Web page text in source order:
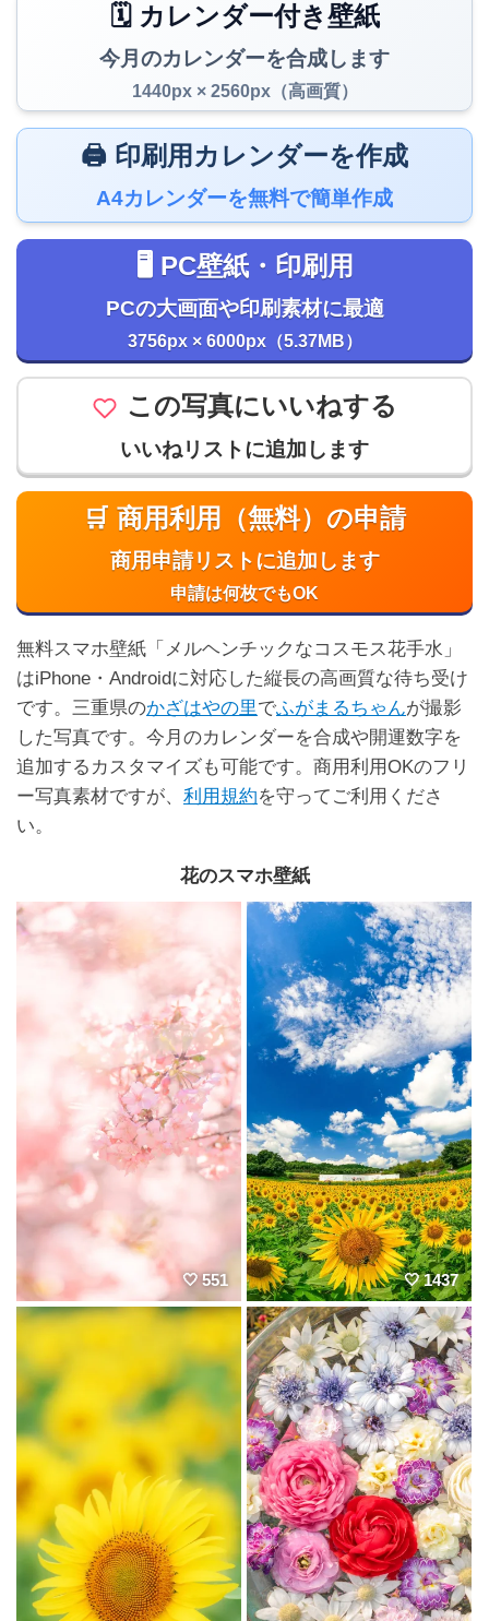
🗓️ カレンダー付き壁紙
今月のカレンダーを合成します
1440px × 2560px（高画質）
🖨️ 印刷用カレンダーを作成
A4カレンダーを無料で簡単作成
🖥️ PC壁紙・印刷用
PCの大画面や印刷素材に最適
3756px × 6000px（5.37MB）
この写真にいいねする
いいねリストに追加します
🛒 商用利用（無料）の申請
商用申請リストに追加します
申請は何枚でもOK
無料スマホ壁紙「メルヘンチックなコスモス花手水」
はiPhone・Androidに対応した縦長の高画質な待ち受け
です。三重県のかざはやの里でふがまるちゃんが撮影
した写真です。今月のカレンダーを合成や開運数字を
追加するカスタマイズも可能です。商用利用OKのフリ
ー写真素材ですが、 利用規約を守ってご利用くださ
い。
花のスマホ壁紙
551 1437